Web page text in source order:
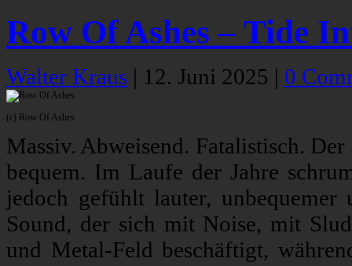
Row Of Ashes – Tide
Walter Kraus | 12. Juni 2025 | 0
(c) Row Of Ashes
Massiv. Abweisend. Fatalistisch.
bequem. Im Laufe der Jahre
jedoch gefühlt lauter,
Sound, der sich mit Noise, mit
und Metal-Feld beschäftigt,